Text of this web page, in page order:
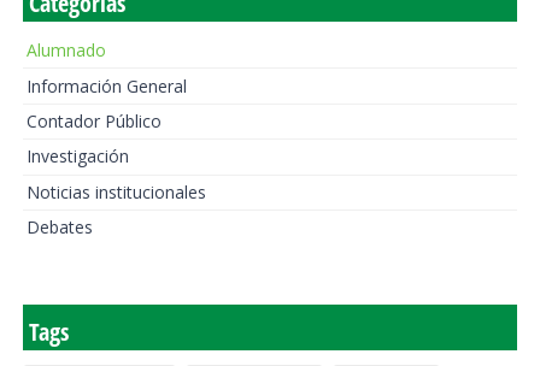
Alumnado
Información General
Contador Público
Investigación
Noticias institucionales
Debates
Tags